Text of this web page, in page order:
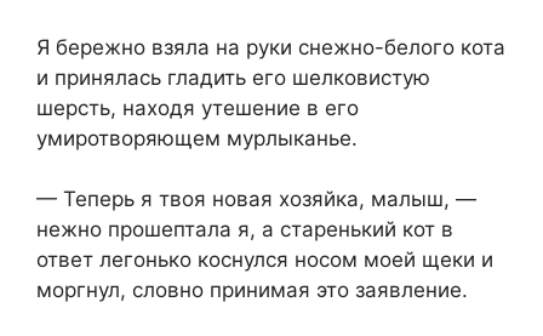
Я бережно взяла на руки снежно-белого кота
и принялась гладить его шелковистую
шерсть, находя утешение в его
умиротворяющем мурлыканье.
— Теперь я твоя новая хозяйка, малыш, —
нежно прошептала я, а старенький кот в
ответ легонько коснулся носом моей щеки и
моргнул, словно принимая это заявление.